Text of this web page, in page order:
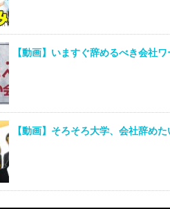
【動画】いますぐ辞めるべき会社
【動画】そろそろ大学、会社辞め